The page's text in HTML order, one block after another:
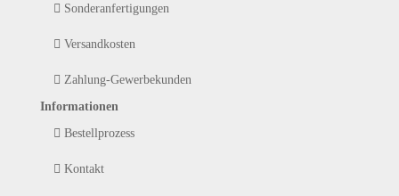
Sonderanfertigungen
Versandkosten
Zahlung-Gewerbekunden
Informationen
Bestellprozess
Kontakt